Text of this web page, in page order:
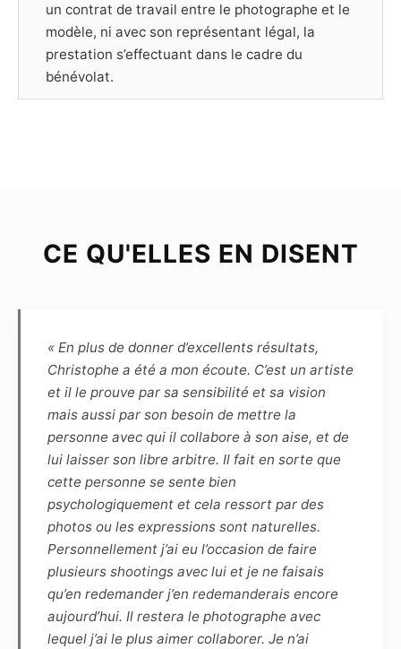
un contrat de travail entre le photographe et le
modèle, ni avec son représentant légal, la
prestation s’effectuant dans le cadre du
bénévolat.
Chaque séance de prise de vue est soit libre,
contraintes afin que chacun s’y prépare.
Article 4
Le choix des photographies sera fait
uniquement par le photographe, sans
engagement sur le nombre. Pour indication,
pour une séance de 1h30, une dizaine de
photos sont généralement retenues.
Le photographe s’engage à remettre sous 5
semaines, par voie numérique, les
photographies de la séance. La haute définition
(dossier HD) permettra de faire des
impressions non lucratives, sans contrainte de
temps ou de quantité, tandis que la basse
CE QU'ELLES EN DISENT
« En plus de donner d’excellents résultats,
Christophe a été a mon écoute. C’est un artiste
et il le prouve par sa sensibilité et sa vision
mais aussi par son besoin de mettre la
personne avec qui il collabore à son aise, et de
lui laisser son libre arbitre. Il fait en sorte que
cette personne se sente bien
psychologiquement et cela ressort par des
photos ou les expressions sont naturelles.
Personnellement j’ai eu l’occasion de faire
plusieurs shootings avec lui et je ne faisais
qu’en redemander j’en redemanderais encore
aujourd’hui. Il restera le photographe avec
lequel j’ai le plus aimer collaborer. Je n’ai